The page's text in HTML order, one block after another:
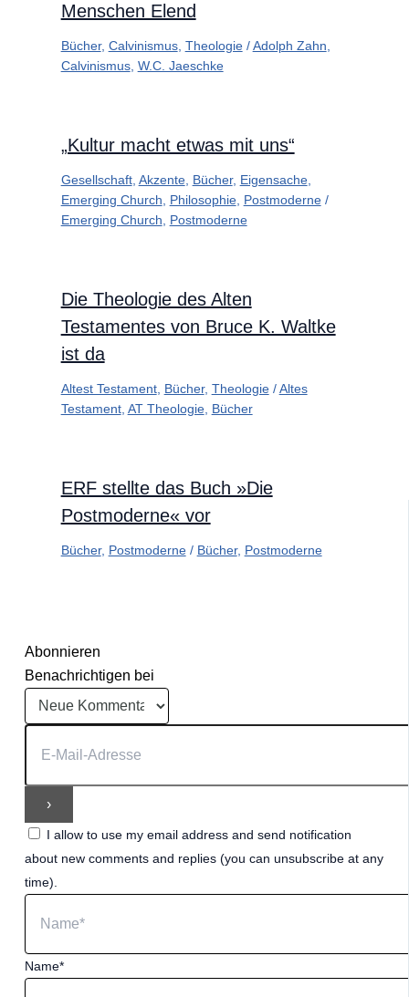
Menschen Elend
Bücher, Calvinismus, Theologie/Adolph Zahn
Calvinismus, W.C. Jaeschke
„Kultur macht etwas mit uns“
Gesellschaft, Akzente, Bücher, Eigensache,
Emerging Church
Philosophie, Postmoderne/
Emerging Church
Postmoderne
Die Theologie des Alten
Testamentes von Bruce K. Waltke
ist da
Altest Testament, Bücher, Theologie/Altes
Testament, AT Theologie, Bücher
ERF stellte das Buch »Die
Postmoderne« vor
Bücher, Postmoderne/ Bücher, Postmoderne
Abonnieren
Benachrichtigen bei
I allow to use my email address and send notification
about new comments and replies (you can unsubscribe at any
time).
Name*